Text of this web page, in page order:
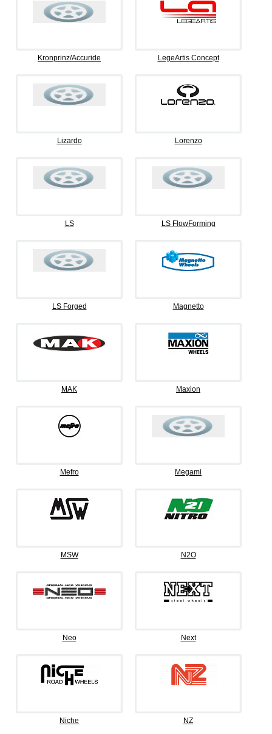
Kronprinz/Accuride LegeArtis Concept
Lizardo Lorenzo
LS LS FlowForming
LS Forged Magnetto
MAK Maxion
Mefro Megami
MSW N2O
Neo Next
Niche NZ